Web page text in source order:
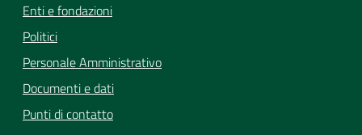
Enti e fondazioni
Politici
Personale Amministrativo
Documenti e dati
Punti di contatto